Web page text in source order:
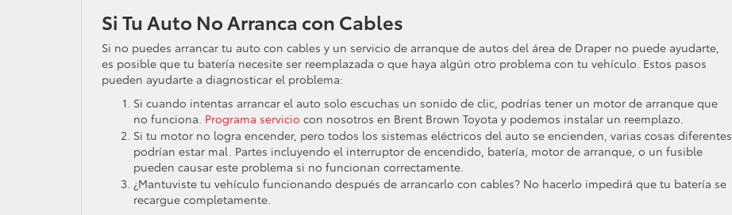
Si Tu Auto No Arranca con Cables
Si no puedes arrancar tu auto con cables y un servicio de arranque de autos del área de Draper no puede ayudarte,
es posible que tu batería necesite ser reemplazada o que haya algún otro problema con tu vehículo. Estos pasos
pueden ayudarte a diagnosticar el problema:
Si cuando intentas arrancar el auto solo escuchas un sonido de clic, podrías tener un motor de arranque que
no funciona. Programa servicio con nosotros en Brent Brown Toyota y podemos instalar un reemplazo.
Si tu motor no logra encender, pero todos los sistemas eléctricos del auto se encienden, varias cosas diferentes
podrían estar mal. Partes incluyendo el interruptor de encendido, batería, motor de arranque, o un fusible
pueden causar este problema si no funcionan correctamente.
¿Mantuviste tu vehículo funcionando después de arrancarlo con cables? No hacerlo impedirá que tu batería se
recargue completamente.